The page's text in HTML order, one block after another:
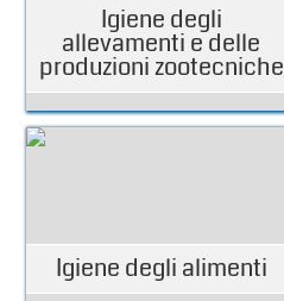
Igiene degli
allevamenti e delle
produzioni zootecniche
Igiene degli alimenti